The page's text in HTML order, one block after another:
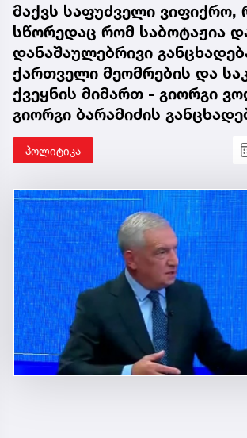
მაქვს საფუძველი ვიფიქრო,
სწორედაც რომ საბოტაჟია
დანაშაულებრივი
ქართველი მეომრების და
ქვეყნის მიმართ - გიორგი
გიორგი ბარამიძის
პოლიტიკა